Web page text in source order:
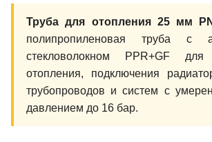
Труба для отопления 25 мм
полипропиленовая труба с
стекловолокном PPR+GF для
отопления, подключения
трубопроводов и систем с
давлением до 16 бар.